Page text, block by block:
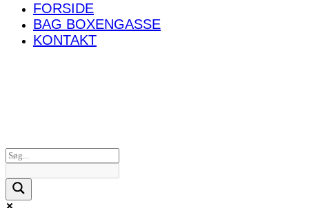
FORSIDE
BAG BOXENGASSE
KONTAKT